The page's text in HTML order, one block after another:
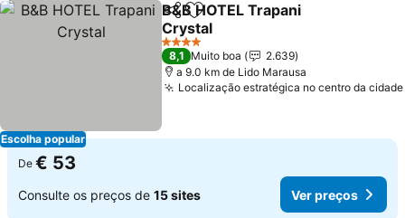
Escolha popular
PartilharAdicionar aos favoritos
B&B HOTEL Trapani
Crystal
Ver preços
4 Estrelas
8,1 Muito boa
2.639
a 9.0 km de Lido Marausa
Localização estratégica no centro da cidade
De € 53
Consulte os preços de 15 sites Ver preços